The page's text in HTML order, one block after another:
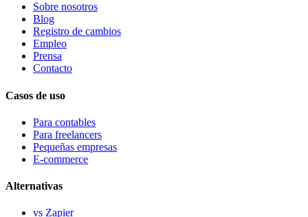
Sobre nosotros
Blog
Registro de cambios
Empleo
Prensa
Contacto
Casos de uso
Para contables
Para freelancers
Pequeñas empresas
E-commerce
Alternativas
vs Zapier